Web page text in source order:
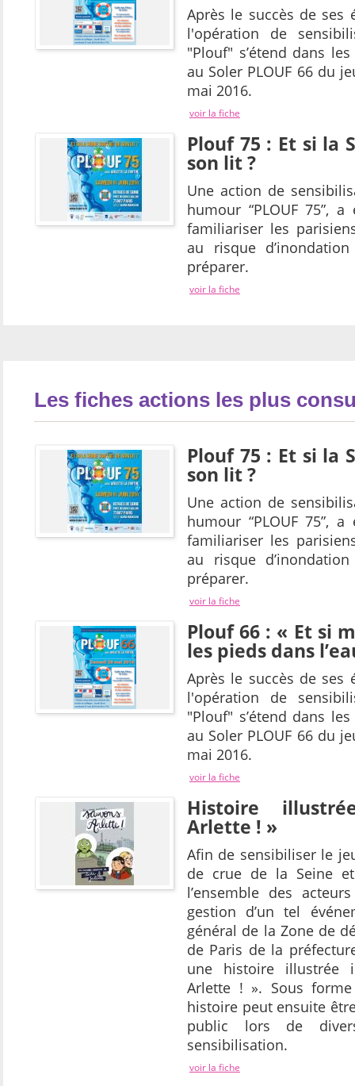
Après le succès de ses
l'opération de
"Plouf" s’étend dans
au Soler PLOUF 66 du
mai 2016.
voir la fiche
Plouf 75 : Et si la
son lit ?
Une action de
humour “PLOUF 75”,
familiariser les
au risque
préparer.
voir la fiche
Les fiches actions les plus
Plouf 75 : Et si la
son lit ?
Une action de
humour “PLOUF 75”,
familiariser les
au risque
préparer.
voir la fiche
Plouf 66 : « Et si
les pieds dans
Après le succès de ses
l'opération de
"Plouf" s’étend dans
au Soler PLOUF 66 du
mai 2016.
voir la fiche
Histoire
Arlette ! »
Afin de sensibiliser le
de crue de la Seine
l’ensemble des
gestion d’un tel
général de la Zone de
de Paris de la
une histoire illustrée
Arlette ! ». Sous
histoire peut ensuite
public lors de
sensibilisation.
voir la fiche